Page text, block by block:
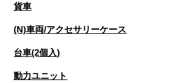
貨車
(N)車両/アクセサリーケース
台車(2個入)
動力ユニット